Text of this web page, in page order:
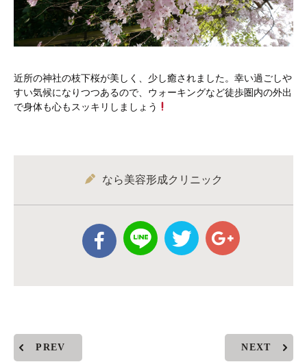
近所の神社の枝下桜が美しく、少し癒されました。幸い過ごしや
すい気候になりつつあるので、ウォーキングなど徒歩圏内の外出
で身体も心もスッキリしましょう
なら美容形成クリニック
PREV NEXT